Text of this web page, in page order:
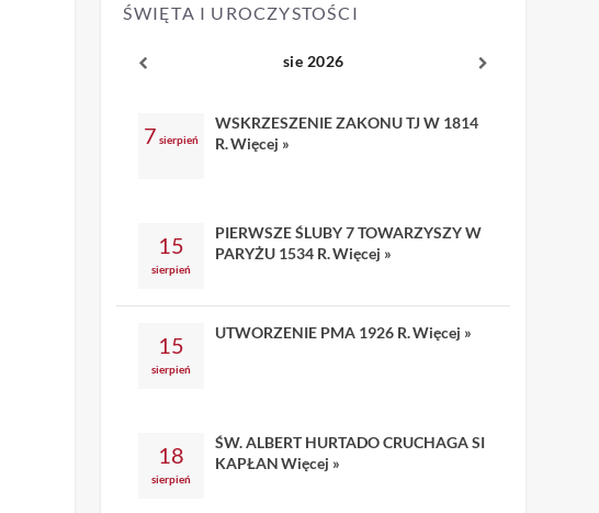
ŚWIĘTA I UROCZYSTOŚCI
sie 2026
7 sierpień
WSKRZESZENIE ZAKONU TJ W 1814
R.Więcej »
15
sierpień
PIERWSZE ŚLUBY 7 TOWARZYSZY W
PARYŻU 1534 R.Więcej »
15
sierpień
UTWORZENIE PMA 1926 R.Więcej »
18
sierpień
ŚW. ALBERT HURTADO CRUCHAGA SI
KAPŁANWięcej »